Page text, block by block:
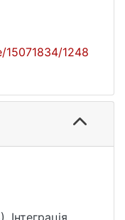
15071834/1248